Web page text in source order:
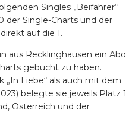
Singles „Beifahrer“
der Single-Charts und der
auf die 1.
aus Recklinghausen ein Abo
gebucht zu haben.
Liebe“ als auch mit dem
belegte sie jeweils Platz 1
Österreich und der